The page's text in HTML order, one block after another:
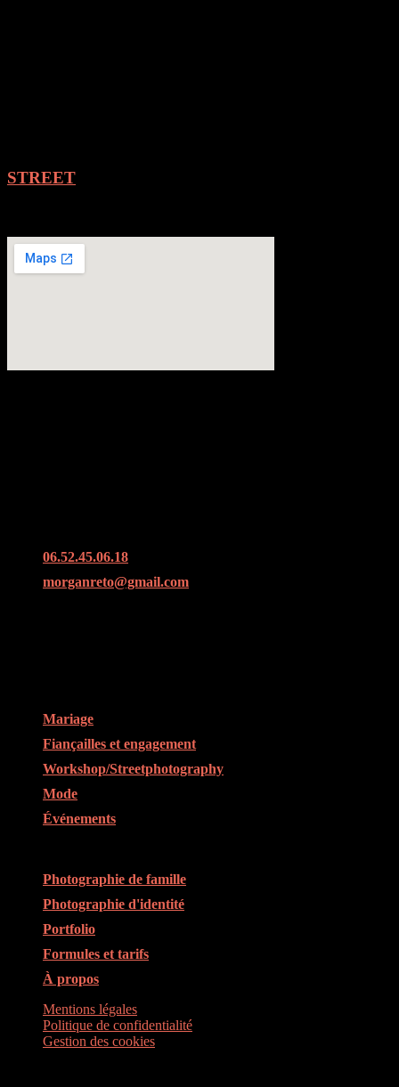
STREET
06.52.45.06.18
morganreto@gmail.com
Mariage
Fiançailles et engagement
Workshop/Streetphotography
Mode
Événements
Photographie de famille
Photographie d'identité
Portfolio
Formules et tarifs
À propos
Mentions légales
Politique de confidentialité
Gestion des cookies